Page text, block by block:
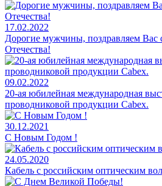
17.02.2022
Дорогие мужчины, поздравляем Вас
Отечества!
09.02.2022
20-ая юбилейная международная
проводниковой продукции Cabex.
30.12.2021
С Новым Годом !
24.05.2020
Кабель с российским оптическим